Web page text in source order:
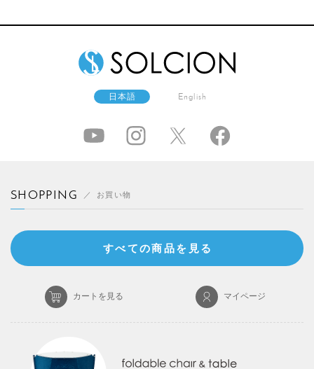
日本語 English
SHOPPING お買い物
すべての商品を見る
カートを見る マイページ